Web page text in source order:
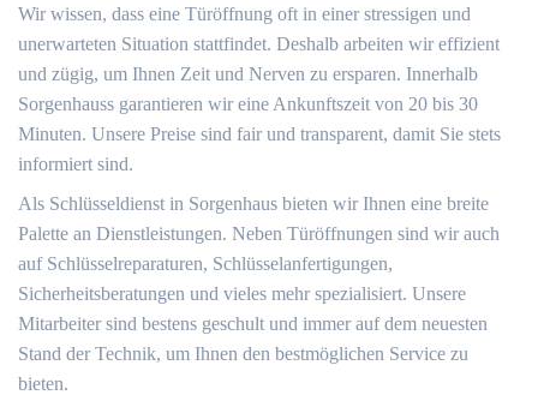
Wir wissen, dass eine Türöffnung oft in einer stressigen und
unerwarteten Situation stattfindet. Deshalb arbeiten wir effizient
und zügig, um Ihnen Zeit und Nerven zu ersparen. Innerhalb
Sorgenhauss garantieren wir eine Ankunftszeit von 20 bis 30
Minuten. Unsere Preise sind fair und transparent, damit Sie stets
informiert sind.
Als Schlüsseldienst in Sorgenhaus bieten wir Ihnen eine breite
Palette an Dienstleistungen. Neben Türöffnungen sind wir auch
auf Schlüsselreparaturen, Schlüsselanfertigungen,
Sicherheitsberatungen und vieles mehr spezialisiert. Unsere
Mitarbeiter sind bestens geschult und immer auf dem neuesten
Stand der Technik, um Ihnen den bestmöglichen Service zu
bieten.